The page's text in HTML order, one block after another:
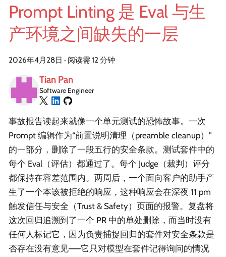
Prompt Linting 是 Eval 与生
产环境之间缺失的一层
2026年4月28日 · 阅读需 12 分钟
Tian Pan
Software Engineer
事故报告读起来就像一个单元测试的恐怖故事。一次
Prompt 编辑作为“前置说明清理（preamble cleanup）”
的一部分，删除了一段五行的安全条款。测试套件中的
每个 Eval（评估）都通过了。每个 Judge（裁判）评分
都保持在容差范围内。两周后，一个面向客户的助手产
生了一个本该被拒绝的响应，这种响应会在深夜 11 pm
触发信任与安全（Trust & Safety）页面的报警。复盘将
这次回归追溯到了一个 PR 中的单处删除，而当时没有
任何人标记它，因为负责捕捉回归的套件对安全条款是
否存在没有意见——它只对模型在套件记得询问的情况